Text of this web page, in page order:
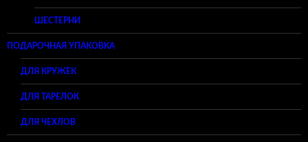
ШЕСТЕРНИ
ПОДАРОЧНАЯ УПАКОВКА
ДЛЯ КРУЖЕК
ДЛЯ ТАРЕЛОК
ДЛЯ ЧЕХЛОВ